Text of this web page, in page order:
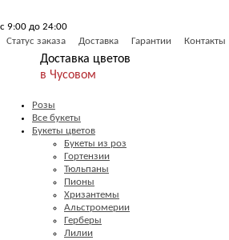
с 9:00 до 24:00
Статус заказа
Доставка Гарантии Контакты
Доставка цветов
в Чусовом
Розы
Все букеты
Букеты цветов
Букеты из роз
Гортензии
Тюльпаны
Пионы
Хризантемы
Альстромерии
Герберы
Лилии